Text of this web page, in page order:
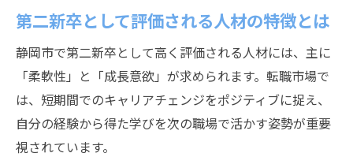
ド
第二新卒で再スタートを切るコツを紹介
第二新卒が静岡市で再出発を成功させる秘
訣
転職活動で押さえるべき第二新卒のポイン
第二新卒として評価される人材の特徴とは
静岡市で第二新卒として高く評価される人材には、主に
「柔軟性」と「成長意欲」が求められます。転職市場で
は、短期間でのキャリアチェンジをポジティブに捉え、
自分の経験から得た学びを次の職場で活かす姿勢が重要
視されています。